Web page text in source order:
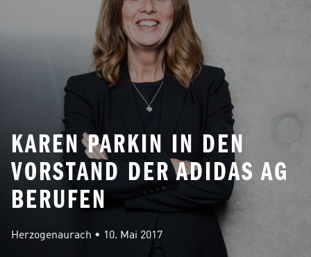
KAREN PARKIN IN DEN
VORSTAND DER ADIDAS AG
BERUFEN
Herzogenaurach • 10. Mai 2017